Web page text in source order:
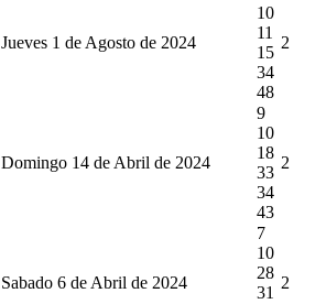
Jueves 1 de Agosto de 2024
10
11
15
34
48
2
Domingo 14 de Abril de 2024
9
10
18
33
34
43
2
Sabado 6 de Abril de 2024
7
10
28
31
2